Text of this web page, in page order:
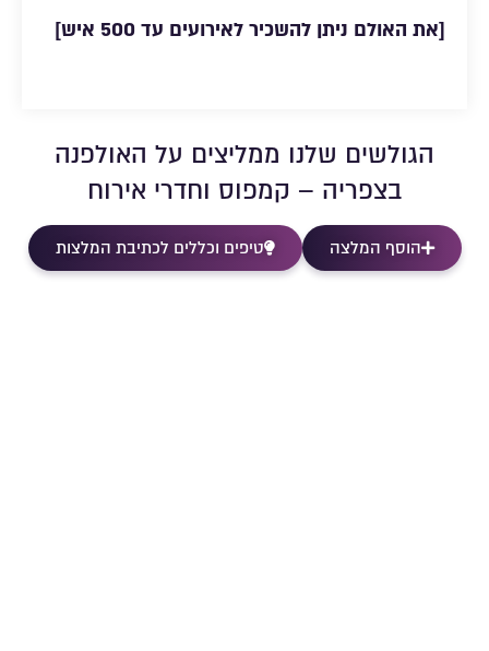
[את האולם ניתן להשכיר לאירועים עד 500 איש]
הגולשים שלנו ממליצים על האולפנה
בצפריה – קמפוס וחדרי אירוח
הוסף המלצה טיפים וכללים לכתיבת המלצות